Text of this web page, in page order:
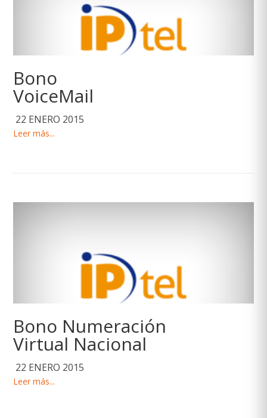
Bono
VoiceMail
22 ENERO 2015
Leer más...
Bono Numeración
Virtual Nacional
22 ENERO 2015
Leer más...